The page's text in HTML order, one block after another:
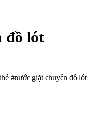
đồ lót
#nước giặt chuyên đồ lót